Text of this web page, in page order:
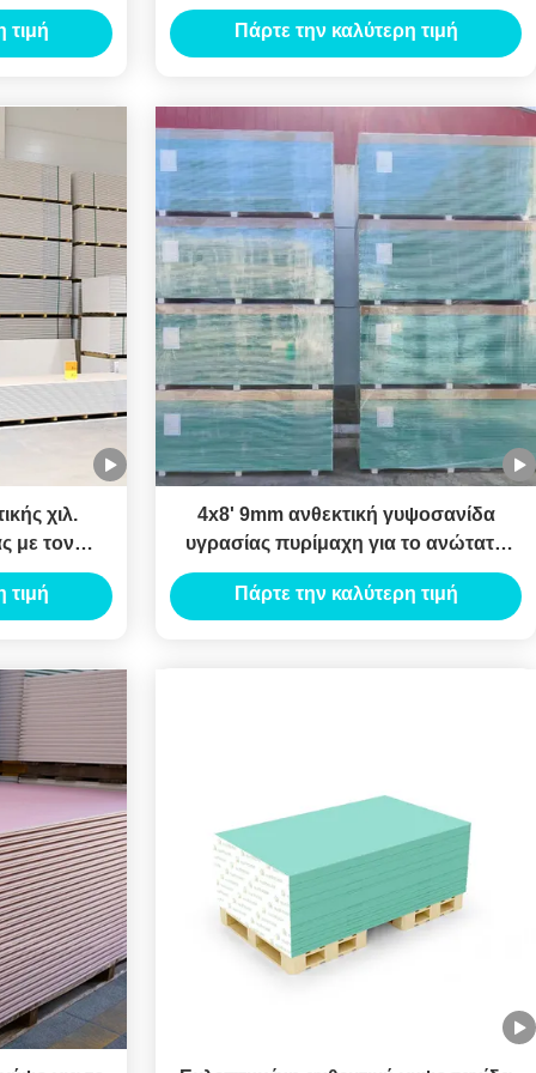
κτίριο
τιμή
περιβάλλον πυρίμαχος
Πάρτε την καλύτερη τιμή
χιλ.
με τον
τιμή
4x8' 9mm ανθεκτική γυψοσανίδα
υγρασίας πυρίμαχη για το ανώτατο
όριο
Πάρτε την καλύτερη τιμή